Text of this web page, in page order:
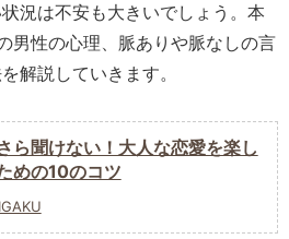
況は不安も大きいでしょう。本
男性の心理、脈ありや脈なしの言
解説していきます。
ら聞けない！大人な恋愛を楽し
めの10のコツ